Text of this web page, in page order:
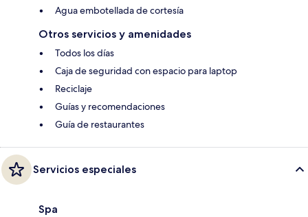
Agua embotellada de cortesía
Otros servicios y amenidades
Todos los días
Caja de seguridad con espacio para laptop
Reciclaje
Guías y recomendaciones
Guía de restaurantes
Servicios especiales
Spa